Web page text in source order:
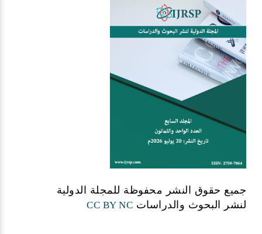
جميع حقوق النشر محفوظة للمجلة الدولية
لنشر البحوث والدراسات CC BY NC